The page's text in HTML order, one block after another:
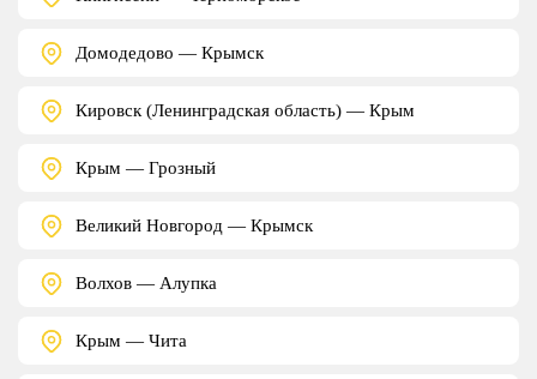
Домодедово — Крымск
Кировск (Ленинградская область) — Крым
Крым — Грозный
Великий Новгород — Крымск
Волхов — Алупка
Крым — Чита